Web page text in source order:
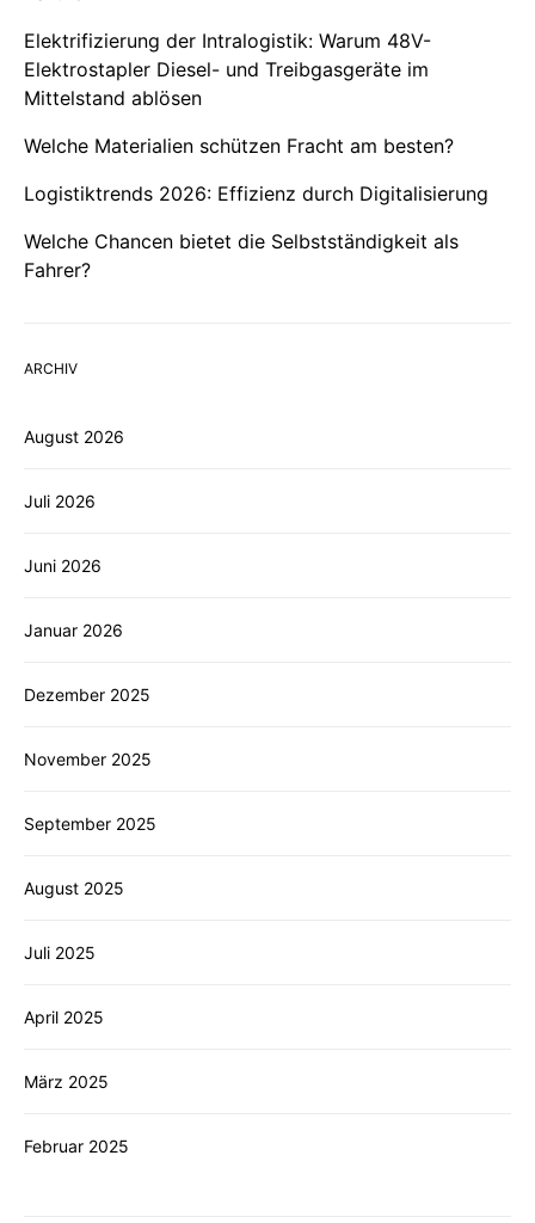
Elektrifizierung der Intralogistik: Warum 48V-
Elektrostapler Diesel- und Treibgasgeräte im
Mittelstand ablösen
Welche Materialien schützen Fracht am besten?
Logistiktrends 2026: Effizienz durch Digitalisierung
Welche Chancen bietet die Selbstständigkeit als
Fahrer?
ARCHIV
August 2026
Juli 2026
Juni 2026
Januar 2026
Dezember 2025
November 2025
September 2025
August 2025
Juli 2025
April 2025
März 2025
Februar 2025